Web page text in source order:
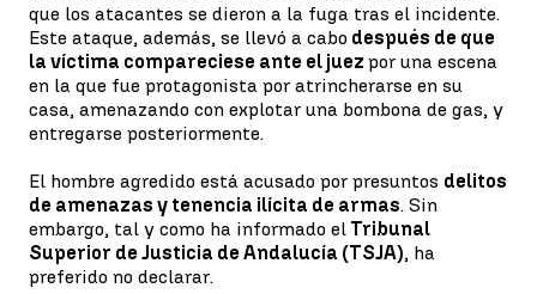
que los atacantes se dieron a la fuga tras el incidente.
Este ataque, además, se llevó a cabo después de que
la víctima compareciese ante el juez por una escena
en la que fue protagonista por atrincherarse en su
casa, amenazando con explotar una bombona de gas, y
entregarse posteriormente.
El hombre agredido está acusado por presuntos delitos
de amenazas y tenencia ilícita de armas. Sin
embargo, tal y como ha informado el Tribunal
Superior de Justicia de Andalucía (TSJA), ha
preferido no declarar.